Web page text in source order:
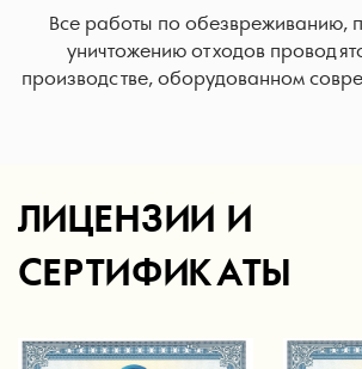
Все работы по обезвреживанию,
уничтожению отходов
производстве, оборудованном
ЛИЦЕНЗИИ И
СЕРТИФИКАТЫ